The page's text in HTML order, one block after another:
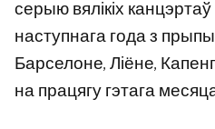
серыю вялікіх
наступнага года з
Барселоне, Ліёне,
на працягу гэтага